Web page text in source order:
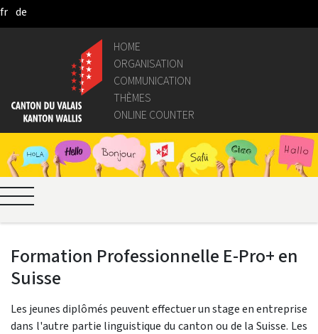
Skip to Main Content
fr de
HOME
ORGANISATION
COMMUNICATION
THÈMES
ONLINE COUNTER
Formation Professionnelle E-Pro+ en
Suisse
Les jeunes diplômés peuvent effectuer un stage en entreprise
dans l'autre partie linguistique du canton ou de la Suisse. Les